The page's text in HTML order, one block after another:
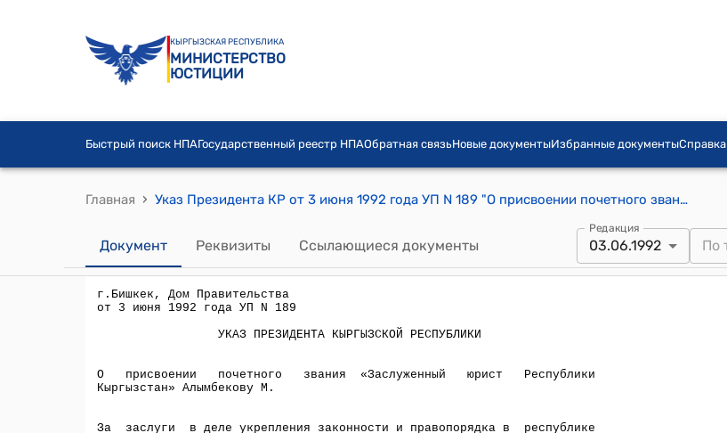
КЫРГЫЗСКАЯ РЕСПУБЛИКА
МИНИСТЕРСТВО
ЮСТИЦИИ
Быстрый поиск НПАГосударственный реестр НПАОбратная связьНовые документыИзбранные документыСправка
Главная › Указ Президента КР от 3 июня 1992 года УП N 189 "О присвоении почетного звания «Заслуженный юрист Республики Кыргызстан» Алымбекову М."
Документ Реквизиты Ссылающиеся документы
Редакция
03.06.1992